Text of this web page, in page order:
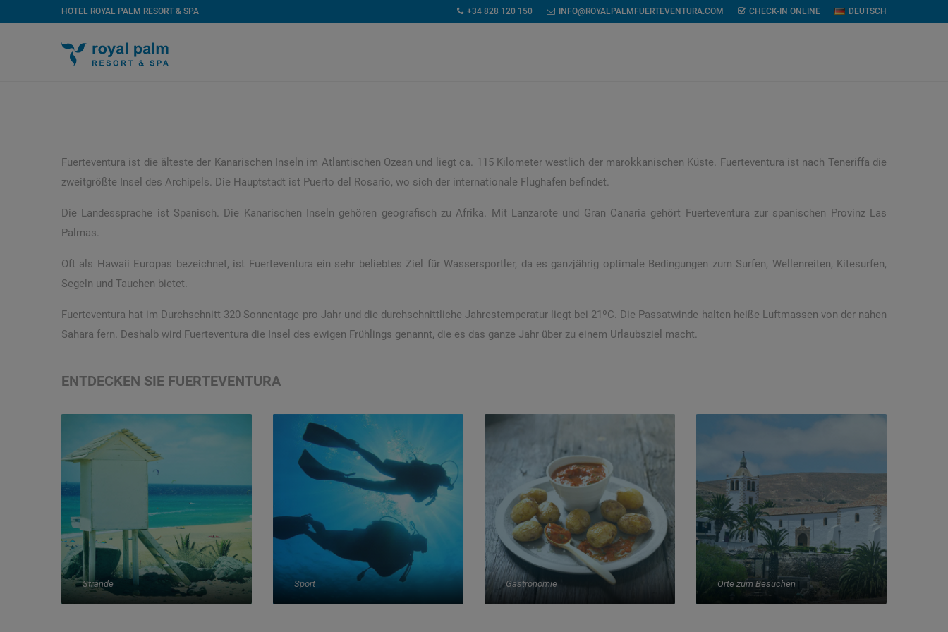
HOTEL ROYAL PALM RESORT & SPA +34 828 120 150 INFO@ROYALPALMFUERTEVENTURA.COM CHECK-IN ONLINE DEUTSCH
Fuerteventura ist die älteste der Kanarischen Inseln im Atlantischen Ozean und liegt ca. 115 Kilometer westlich der marokkanischen Küste. Fuerteventura ist nach Teneriffa die
zweitgrößte Insel des Archipels. Die Hauptstadt ist Puerto del Rosario, wo sich der internationale Flughafen befindet.
Die Landessprache ist Spanisch. Die Kanarischen Inseln gehören geografisch zu Afrika. Mit Lanzarote und Gran Canaria gehört Fuerteventura zur spanischen Provinz Las
Palmas.
Oft als Hawaii Europas bezeichnet, ist Fuerteventura ein sehr beliebtes Ziel für Wassersportler, da es ganzjährig optimale Bedingungen zum Surfen, Wellenreiten, Kitesurfen,
Segeln und Tauchen bietet.
Fuerteventura hat im Durchschnitt 320 Sonnentage pro Jahr und die durchschnittliche Jahrestemperatur liegt bei 21ºC. Die Passatwinde halten heiße Luftmassen von der nahen
Sahara fern. Deshalb wird Fuerteventura die Insel des ewigen Frühlings genannt, die es das ganze Jahr über zu einem Urlaubsziel macht.
ENTDECKEN SIE FUERTEVENTURA
Strände Sport Gastronomie Orte zum Besuchen